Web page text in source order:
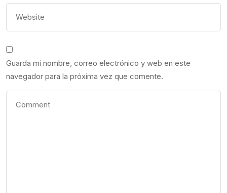
Guarda mi nombre, correo electrónico y web en este
navegador para la próxima vez que comente.